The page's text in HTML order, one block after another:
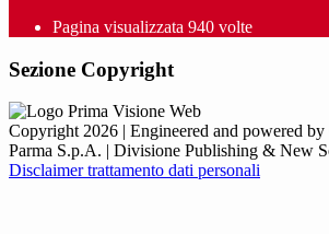
Pagina visualizzata 940 volte
Sezione Copyright
Copyright 2026 | Engineered and powered
Parma S.p.A. | Divisione Publishing & New
Disclaimer trattamento dati personali